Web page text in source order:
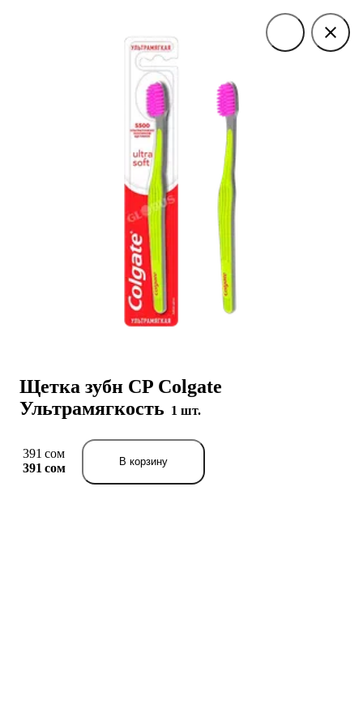
Щетка зубн CP Colgate
Ультрамягкость 1 шт.
391 сом
391 сом
В корзину